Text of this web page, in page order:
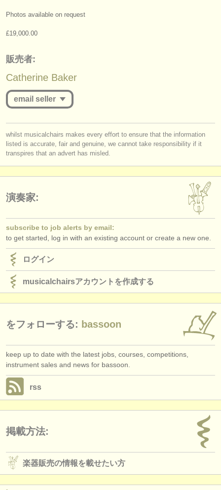
rss feeds
クラシック音楽ニュース
出版社:
find out about our
ログイン
Photos available on request
£19,000.00
販売者:
Catherine Baker
email seller
log inorcreate an accountto continue.
whilst musicalchairs makes every effort to ensure that the information
listed is accurate, fair and genuine, we cannot take responsibility if it
transpires that an advert has misled.
演奏家:
subscribe to job alerts by email:
to get started, log in with an existing account or create a new one.
ログイン
musicalchairsアカウントを作成する
をフォローする: bassoon
keep up to date with the latest jobs, courses, competitions,
instrument sales and news for bassoon.
rss
掲載方法:
楽器販売の情報を載せたい方